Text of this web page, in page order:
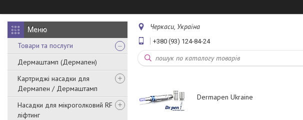
Товари та послуги
Дермаштамп (Дермапен)
Картриджі насадки для
Дермапен / Дермаштамп
Насадки для мікроголковий RF
ліфтинг
Черкаси, Україна
+380 (93) 124-84-24
Dermapen Ukraine